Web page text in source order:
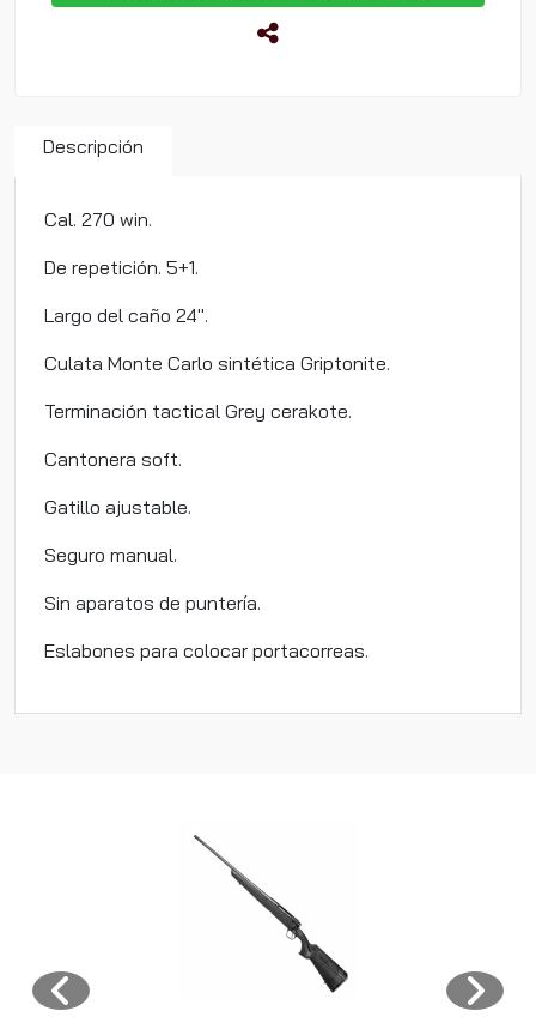
Descripción
Cal. 270 win.
De repetición. 5+1.
Largo del caño 24".
Culata Monte Carlo sintética Griptonite.
Terminación tactical Grey cerakote.
Cantonera soft.
Gatillo ajustable.
Seguro manual.
Sin aparatos de puntería.
Eslabones para colocar portacorreas.